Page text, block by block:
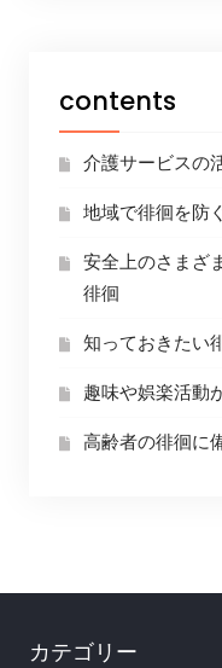
contents
介護サービスの
地域で徘徊を防
安全上のさまざ
徘徊
知っておきたい
趣味や娯楽活動
高齢者の徘徊に
カテゴリー